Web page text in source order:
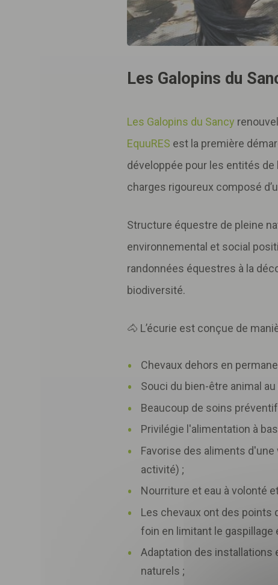
Les Galopins du
Les Galopins du Sancy
EquuRES est la première
développée pour les entités de
charges rigoureux composé
Structure équestre de pleine
environnemental et social
randonnées équestres à la
biodiversité.
🐴 L’écurie est conçue de
Chevaux dehors en
Souci du bien-être animal
Beaucoup de soins
Privilégie l'alimentation à
Favorise des aliments d'une
activité) ;
Nourriture et eau à volonté
Les chevaux ont des points
foin en limitant le
Adaptation des
naturels ;